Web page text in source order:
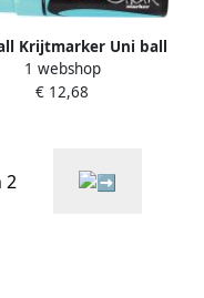
Krijtmarker Uni ball
beitelvormige
punt van 8 mm
1 webshop
€ 12,68
2